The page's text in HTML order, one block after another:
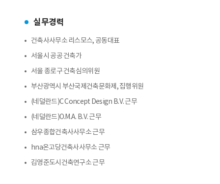
실무경력
건축사사무소 리스모스, 공동대표
서울시 공공 건축가
서울 종로구 건축심의위원
부산광역시 부산국제건축문화제, 집행위원
(네덜란드)C Concept Design B.V. 근무
(네덜란드)O.M.A. B.V. 근무
삼우종합건축사사무소 근무
hna온고당건축사사무소 근무
김영준도시건축연구소 근무